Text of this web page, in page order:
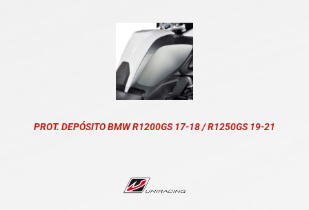
PROT. DEPÓSITO BMW R1200GS 17-18 / R1250GS 19-21